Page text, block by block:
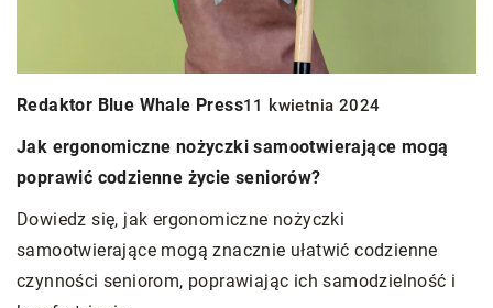
Redaktor Blue Whale Press11 kwietnia 2024
Jak ergonomiczne nożyczki samootwierające mogą
poprawić codzienne życie seniorów?
Dowiedz się, jak ergonomiczne nożyczki
samootwierające mogą znacznie ułatwić codzienne
czynności seniorom, poprawiając ich samodzielność i